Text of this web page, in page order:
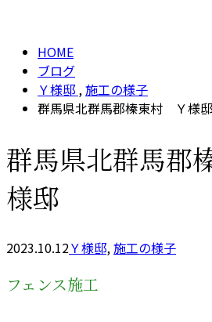
HOME
ブログ
Ｙ様邸 ,施工の様子
群馬県北群馬郡榛東村 Ｙ様邸
群馬県北群馬郡
様邸
2023.10.12Ｙ様邸,施工の様子
フェンス施工